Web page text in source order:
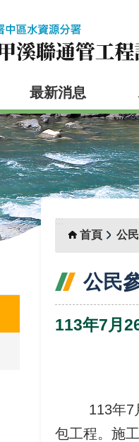
最新消息
:::
首頁
公
公民
113年7月
113年7月
包工程。施